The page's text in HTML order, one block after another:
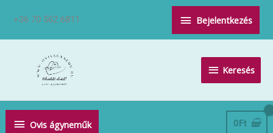
+36 70 562 6811
Above
Header
Bejelentkezés
Keresés
Keresés
Below
Ovis ágyneműk 0Ft